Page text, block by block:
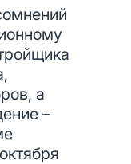
а
–